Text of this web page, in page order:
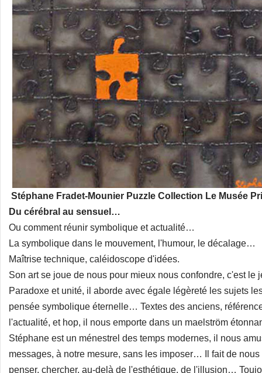
Stéphane Fradet-Mounier Puzzle Collection Le Musée
Du cérébral au sensuel…
Ou comment réunir symbolique et actualité…
La symbolique dans le mouvement, l'humour, le décalage…
Maîtrise technique, caléidoscope d'idées.
Son art se joue de nous pour mieux nous confondre, c'est le
Paradoxe et unité, il aborde avec égale légèreté les sujets
pensée symbolique éternelle… Textes des anciens,
l'actualité, et hop, il nous emporte dans un maelström
Stéphane est un ménestrel des temps modernes, il nous
messages, à notre mesure, sans les imposer… Il fait de
penser, chercher, au-delà de l'esthétique, de l'illusion…